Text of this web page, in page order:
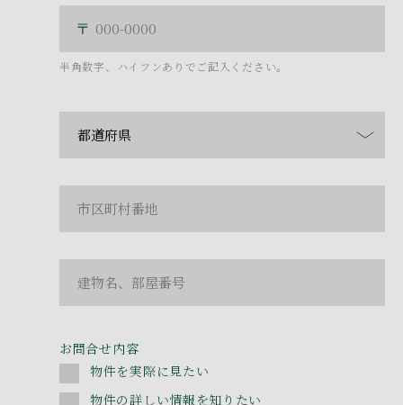
半角数字、ハイフンありでご記入ください。
お問合せ内容
物件を実際に見たい
物件の詳しい情報を知りたい